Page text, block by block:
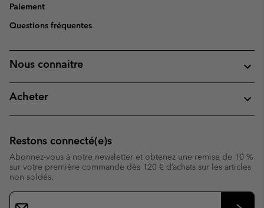
Paiement
Questions fréquentes
Nous connaitre
Acheter
Restons connecté(e)s
Abonnez-vous à notre newsletter et obtenez une remise de 10 %
sur votre première commande dès 120 € d’achats sur les articles
non soldés.
Inscription